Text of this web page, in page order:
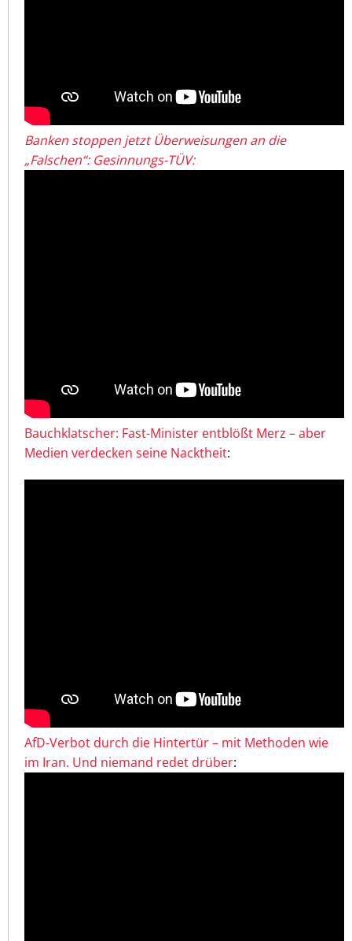
Banken stoppen jetzt Überweisungen an die
„Falschen“: Gesinnungs-TÜV:
Bauchklatscher: Fast-Minister entblößt Merz – aber
Medien verdecken seine Nacktheit:
AfD-Verbot durch die Hintertür – mit Methoden wie
im Iran. Und niemand redet drüber: